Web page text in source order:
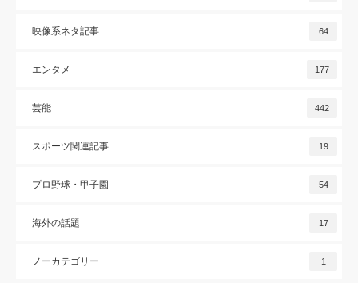
映像系ネタ記事 64
エンタメ 177
芸能 442
スポーツ関連記事 19
プロ野球・甲子園 54
海外の話題 17
ノーカテゴリー 1